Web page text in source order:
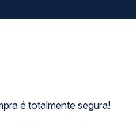
é totalmente segura!